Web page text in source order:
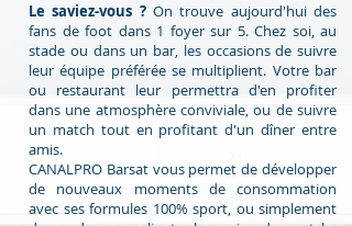
Le saviez-vous ? On trouve aujourd'hui des
fans de foot dans 1 foyer sur 5. Chez soi, au
stade ou dans un bar, les occasions de suivre
leur équipe préférée se multiplient. Votre bar
ou restaurant leur permettra d'en profiter
dans une atmosphère conviviale, ou de suivre
un match tout en profitant d'un dîner entre
amis.
CANALPRO Barsat vous permet de développer
de nouveaux moments de consommation
avec ses formules 100% sport, ou simplement